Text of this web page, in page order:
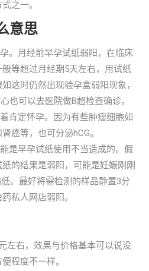
之一。
意思
。月经前早孕试纸弱阳，在临床
般等超过月经期5天左右，用试纸
这时仍然出现验孕盒弱阳现象，
也可以去医院做B超检查确诊。
肯定怀孕。因为有些肿瘤细胞如
癌等，也可分泌hCG。
是早孕试纸使用不当造成的。假
的结果是弱阳，可能是妊娠刚刚
。最好将需检测的样品静置3分
私人网店弱阳。
左右，效果与价格基本可以说没
程度不一样。